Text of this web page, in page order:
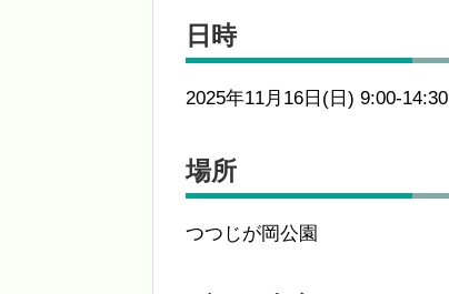
日時
2025年11月16日(日) 9:00-14:30
場所
つつじが岡公園